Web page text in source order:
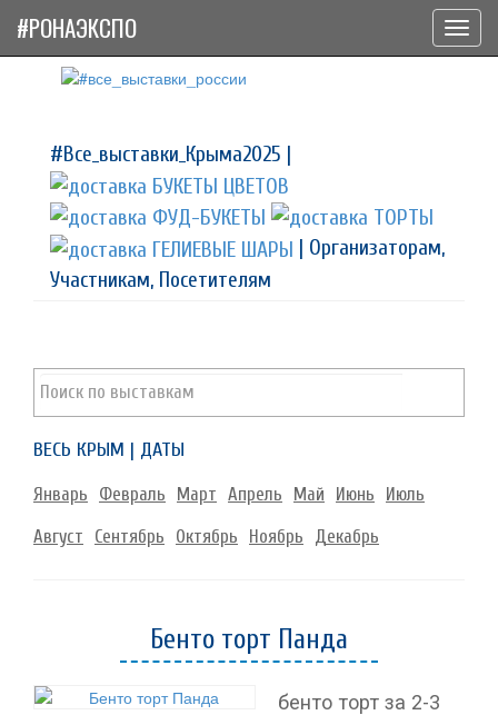
#Все_выставки_Крыма2025 |
| Организаторам,
Участникам, Посетителям
ВЕСЬ КРЫМ | ДАТЫ
Январь Февраль Март Апрель Май Июнь Июль
Август Сентябрь Октябрь Ноябрь Декабрь
Бенто торт Панда
бенто торт за 2-3
#РОНАЭКСПО